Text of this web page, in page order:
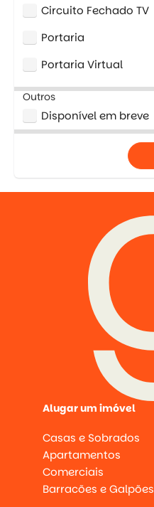
Circuito Fechado TV
Portaria
Portaria Virtual
Outros
Disponível em breve
Alugar um imóvel
Casas e Sobrados
Apartamentos
Comerciais
Barracões e Galpões